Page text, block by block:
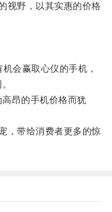
野，以其实惠的价格
会赢取心仪的手机，
昂的手机价格而犹
带给消费者更多的惊